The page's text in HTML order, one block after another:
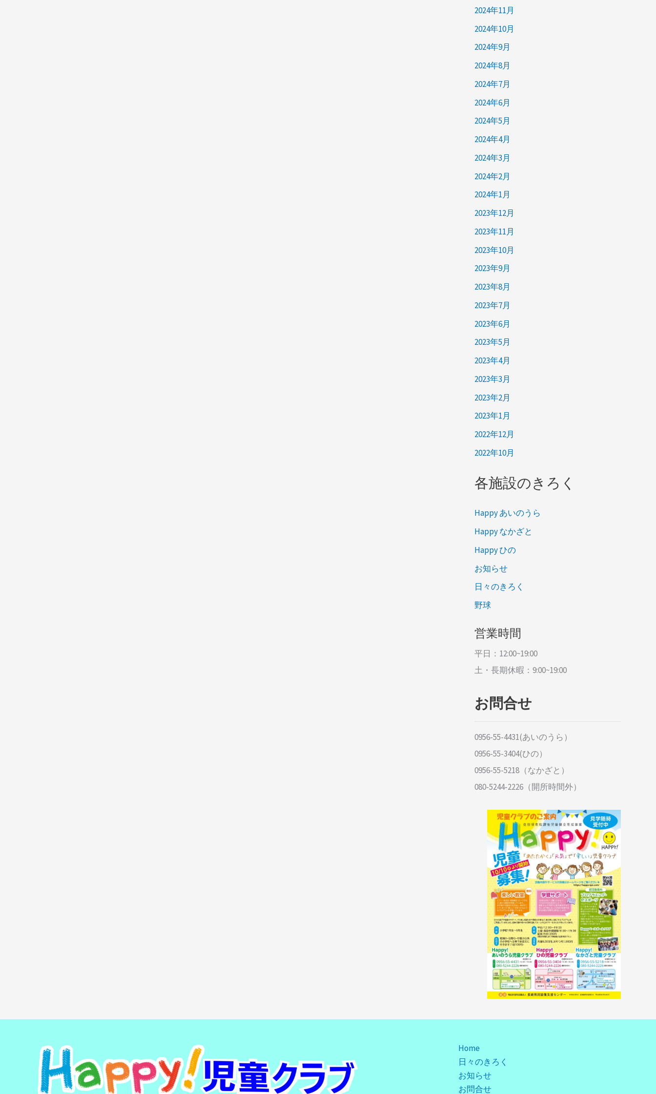
2024年11月
2024年10月
2024年9月
2024年8月
2024年7月
2024年6月
2024年5月
2024年4月
2024年3月
2024年2月
2024年1月
2023年12月
2023年11月
2023年10月
2023年9月
2023年8月
2023年7月
2023年6月
2023年5月
2023年4月
2023年3月
2023年2月
2023年1月
2022年12月
2022年10月
各施設のきろく
Happy あいのうら
Happy なかざと
Happy ひの
お知らせ
日々のきろく
野球
営業時間
平日：12:00~19:00
土・長期休暇：9:00~19:00
お問合せ
0956-55-4431(あいのうら）
0956-55-3404(ひの）
0956-55-5218（なかざと）
080-5244-2226（開所時間外）
Home
日々のきろく
お知らせ
お問合せ